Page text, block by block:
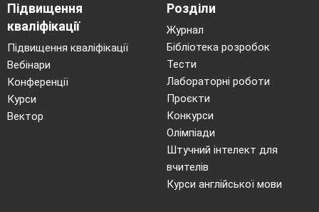
Підвищення
кваліфікації
Підвищення кваліфікації
Вебінари
Конференції
Курси
Вектор
Розділи
Журнал
Бібліотека розробок
Тести
Лабораторні роботи
Проєкти
Конкурси
Олімпіади
Штучний інтелект для
вчителів
Курси англійської мови